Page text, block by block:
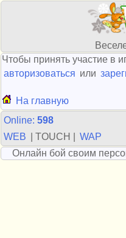
Чтобы принять участие в
авторизоваться или
На главную
Online: 598
WEB
| TOUCH |
WAP
Онлайн бой своим